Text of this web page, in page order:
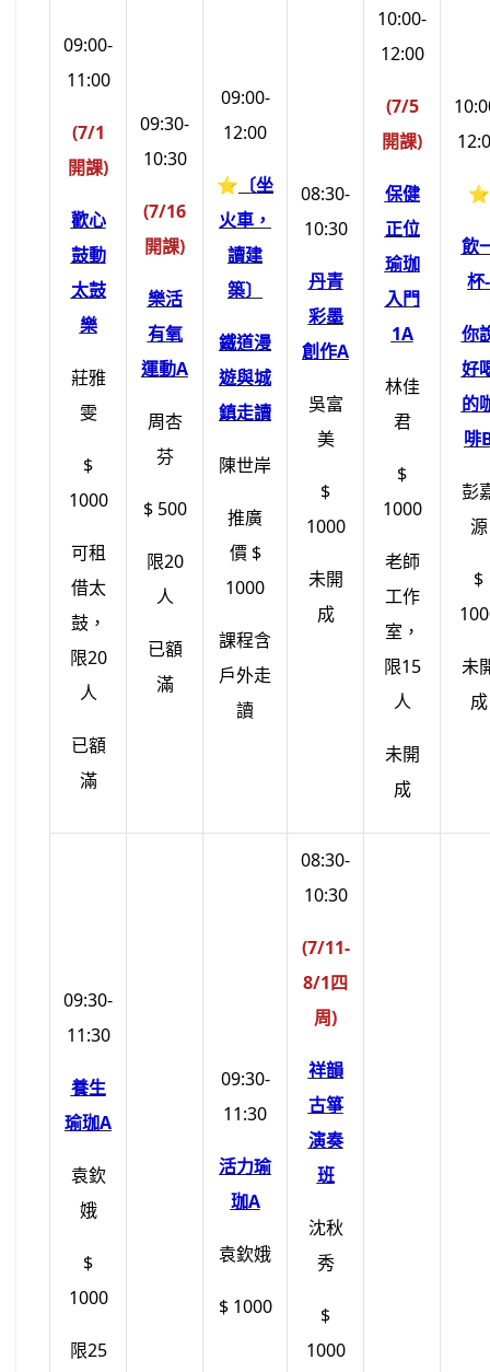
09:00-
11:00
(7/1
開課)
歡心
鼓動
太鼓
樂
莊雅
雯
$
1000
可租
借太
鼓，
限20
人
已額
滿
09:30-
10:30
(7/16
開課)
樂活
有氧
運動A
周杏
芬
$ 500
限20
人
已額
滿
09:00-
12:00
⭐ 〔坐
火車，
讀建
築〕
鐵道漫
遊與城
鎮走讀
陳世岸
推廣
價 $
1000
課程含
戶外走
讀
08:30-
10:30
丹青
彩墨
創作A
吳富
美
$
1000
未開
成
10:00-
12:00
(7/5
開課)
保健
正位
瑜珈
入門
1A
林佳
君
$
1000
老師
工作
室，
限15
人
未開
成
⭐
飲
杯-
你
好
的
啡
彭
源
$
未
成
09:30-
11:30
養生
瑜珈A
袁欽
娥
$
1000
限25
09:30-
11:30
活力瑜
珈A
袁欽娥
$ 1000
08:30-
10:30
(7/11-
8/1四
周)
祥韻
古箏
演奏
班
沈秋
秀
$
1000